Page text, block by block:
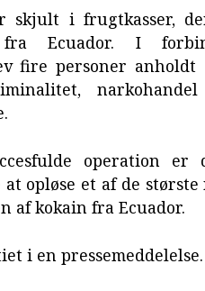
skjult i frugtkasser,
Ecuador. I
fire personer
operation er
opløse et af de
af kokain fra Ecuador.
i en pressemeddelelse.